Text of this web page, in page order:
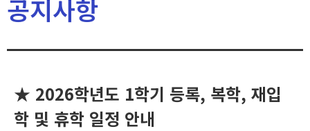
공지사항
★ 2026학년도 1학기 등록, 복학, 재입
학 및 휴학 일정 안내